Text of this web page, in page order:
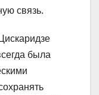
связь.
была